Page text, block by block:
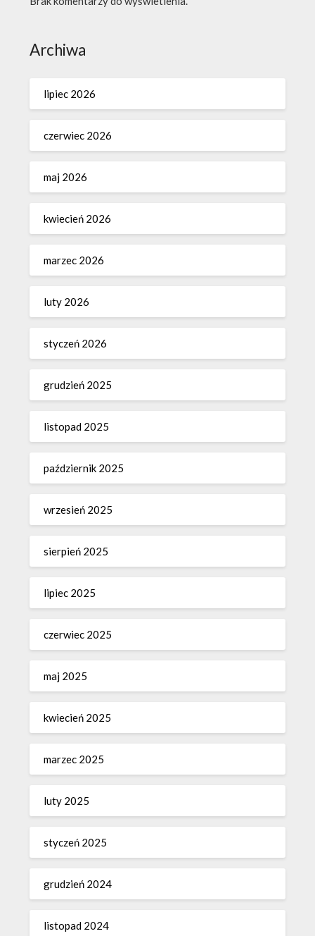
Archiwa
lipiec 2026
czerwiec 2026
maj 2026
kwiecień 2026
marzec 2026
luty 2026
styczeń 2026
grudzień 2025
listopad 2025
październik 2025
wrzesień 2025
sierpień 2025
lipiec 2025
czerwiec 2025
maj 2025
kwiecień 2025
marzec 2025
luty 2025
styczeń 2025
grudzień 2024
listopad 2024